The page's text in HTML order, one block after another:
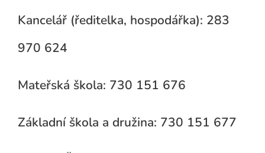
Kancelář (ředitelka, hospodářka): 283
970 624
Mateřská škola: 730 151 676
Základní škola a družina: 730 151 677